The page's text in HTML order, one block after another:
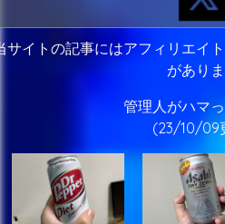
サイトの記事にはアフィリエイ
があり
管理人がハマ
(23/10/09